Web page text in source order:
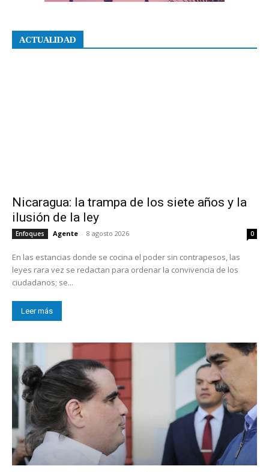
ACTUALIDAD
Nicaragua: la trampa de los siete años y la
ilusión de la ley
Enfoques Agente - 8 agosto 2026 0
En las estancias donde se cocina el poder sin contrapesos, las
leyes rara vez se redactan para ordenar la convivencia de los
ciudadanos; se...
Leer más